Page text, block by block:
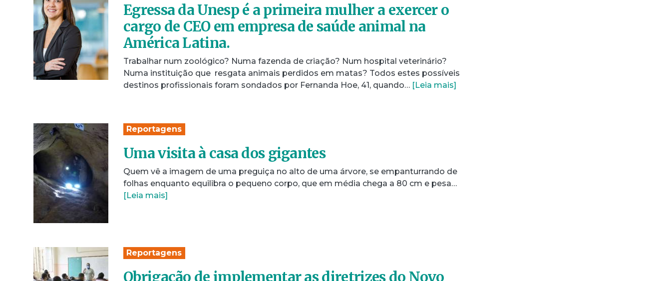
Egressa da Unesp é a primeira mulher a exercer o
cargo de CEO em empresa de saúde animal na
América Latina.
Trabalhar num zoológico? Numa fazenda de criação? Num hospital veterinário?
Numa instituição que resgata animais perdidos em matas? Todos estes possíveis
destinos profissionais foram sondados por Fernanda Hoe, 41, quando… [Leia mais]
Reportagens
Uma visita à casa dos gigantes
Quem vê a imagem de uma preguiça no alto de uma árvore, se empanturrando de
folhas enquanto equilibra o pequeno corpo, que em média chega a 80 cm e pesa…
[Leia mais]
Reportagens
Obrigação de implementar as diretrizes do Novo